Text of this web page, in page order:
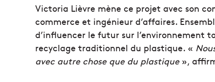
Victoria Lièvre mène ce projet avec son
commerce et ingénieur d’affaires.
d’influencer le futur sur
recyclage traditionnel du plastique. «
avec autre chose que du plastique»,